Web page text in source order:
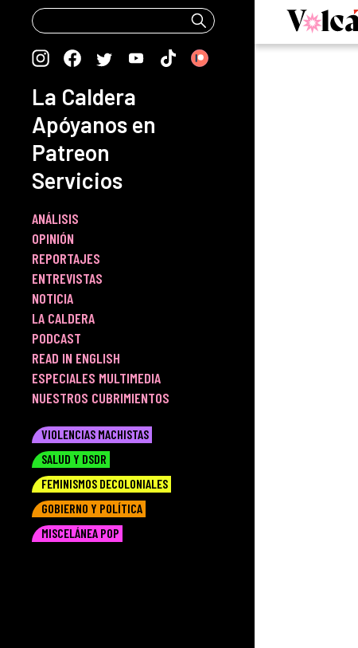
content
La Caldera
Apóyanos en
Patreon
Servicios
ANÁLISIS
OPINIÓN
REPORTAJES
ENTREVISTAS
NOTICIA
LA CALDERA
PODCAST
READ IN ENGLISH
ESPECIALES MULTIMEDIA
NUESTROS CUBRIMIENTOS
VIOLENCIAS MACHISTAS
SALUD Y DSDR
FEMINISMOS DECOLONIALES
GOBIERNO Y POLÍTICA
MISCELÁNEA POP